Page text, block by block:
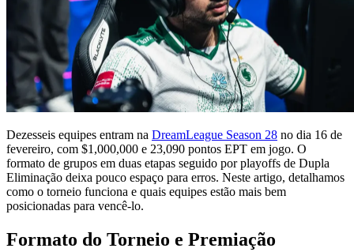
Dezesseis equipes entram na DreamLeague Season 28 no dia 16 de
fevereiro, com $1,000,000 e 23,090 pontos EPT em jogo. O
formato de grupos em duas etapas seguido por playoffs de Dupla
Eliminação deixa pouco espaço para erros. Neste artigo, detalhamos
como o torneio funciona e quais equipes estão mais bem
posicionadas para vencê-lo.
Formato do Torneio e Premiação